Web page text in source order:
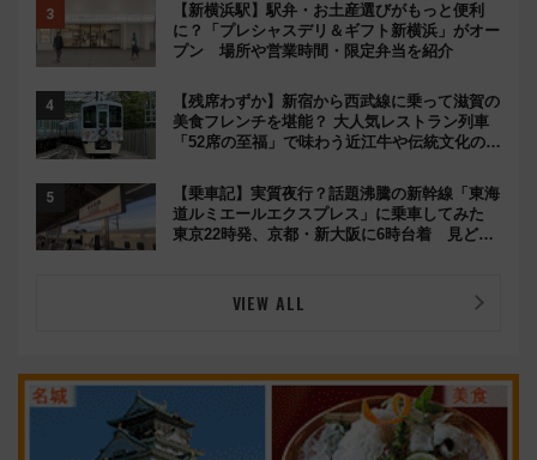
【新横浜駅】駅弁・お土産選びがもっと便利
に？「プレシャスデリ＆ギフト新横浜」がオー
プン 場所や営業時間・限定弁当を紹介
【残席わずか】新宿から西武線に乗って滋賀の
美食フレンチを堪能？ 大人気レストラン列車
「52席の至福」で味わう近江牛や伝統文化の特
【乗車記】実質夜行？話題沸騰の新幹線「東海
道ルミエールエクスプレス」に乗車してみた
東京22時発、京都・新大阪に6時台着 見どこ
VIEW ALL